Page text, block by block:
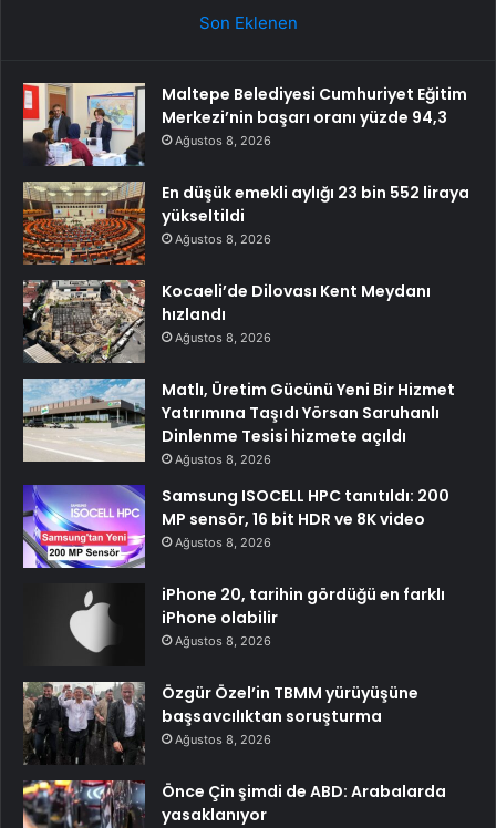
Son Eklenen
Maltepe Belediyesi Cumhuriyet Eğitim
Merkezi’nin başarı oranı yüzde 94,3
Ağustos 8, 2026
En düşük emekli aylığı 23 bin 552 liraya
yükseltildi
Ağustos 8, 2026
Kocaeli’de Dilovası Kent Meydanı
hızlandı
Ağustos 8, 2026
Matlı, Üretim Gücünü Yeni Bir Hizmet
Yatırımına Taşıdı Yörsan Saruhanlı
Dinlenme Tesisi hizmete açıldı
Ağustos 8, 2026
Samsung ISOCELL HPC tanıtıldı: 200
MP sensör, 16 bit HDR ve 8K video
Ağustos 8, 2026
iPhone 20, tarihin gördüğü en farklı
iPhone olabilir
Ağustos 8, 2026
Özgür Özel’in TBMM yürüyüşüne
başsavcılıktan soruşturma
Ağustos 8, 2026
Önce Çin şimdi de ABD: Arabalarda
yasaklanıyor